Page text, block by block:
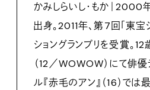
かみしらいし・もか｜2000
出身。2011年、第7回「東宝
ショングランプリを受賞。12
（12／WOWOW）にて俳優
ル『赤毛のアン』（16）で